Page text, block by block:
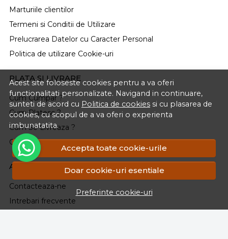
Acest site foloseste cookies pentru a va oferi
functionalitati personalizate. Navigand in continuare,
sunteti de acord cu Politica de cookies si cu plasarea de
cookies, cu scopul de a va oferi o experienta
imbunatatita.
Accepta toate cookie-urile
Doar cookie-uri esentiale
Preferinte cookie-uri
Marturiile clientilor
Termeni si Conditii de Utilizare
Prelucrarea Datelor cu Caracter Personal
Politica de utilizare Cookie-uri
PLATA SI LIVRARE
Cum Cumpar ?
Cum Platesc ?
Cum Se Livreaza ?
Cosul meu
ASISTENTA
Contacteaza-ne
Intrebari frecvente